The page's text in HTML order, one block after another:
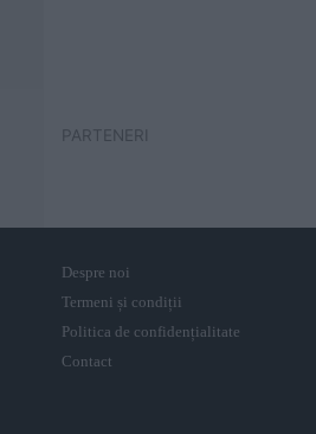
PARTENERI
Despre noi
Termeni și condiții
Politica de confidențialitate
Contact